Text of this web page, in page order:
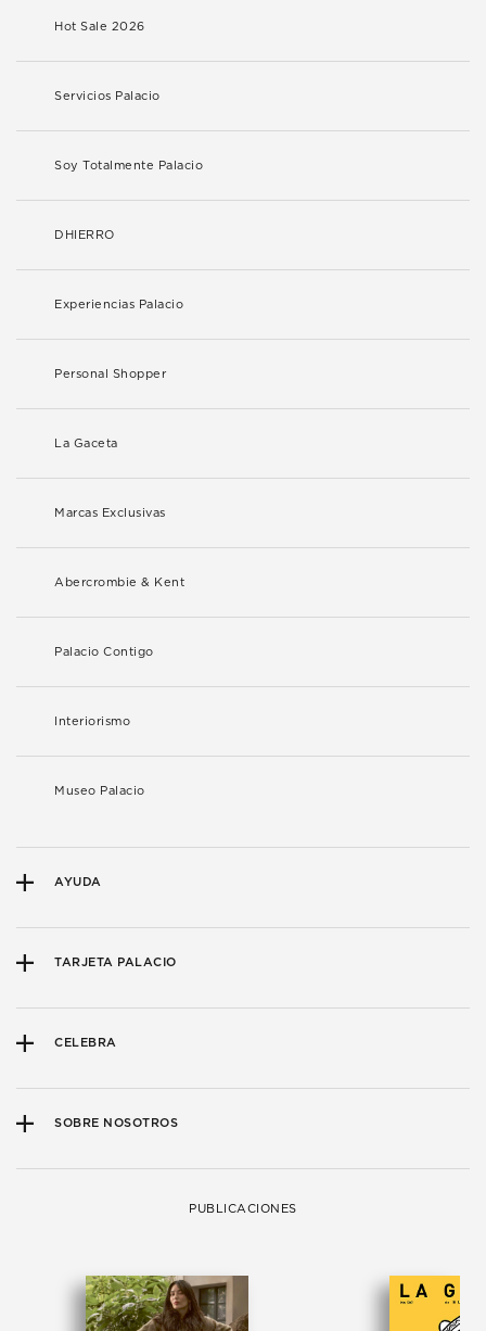
Hot Sale 2026
Servicios Palacio
Soy Totalmente Palacio
DHIERRO
Experiencias Palacio
Personal Shopper
La Gaceta
Marcas Exclusivas
Abercrombie & Kent
Palacio Contigo
Interiorismo
Museo Palacio
AYUDA
TARJETA PALACIO
CELEBRA
SOBRE NOSOTROS
PUBLICACIONES